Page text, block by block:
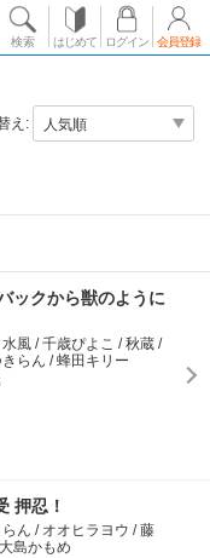
検索 はじめて ログイン 会員登録
え:
ックから獣のように
風 / 千歳ぴよこ / 秋蔵 /
らん / 蜂田キリー
押忍！
ん / オオヒラヨウ / 藤
島かもめ